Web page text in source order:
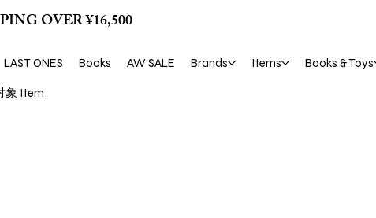
OVER ¥16,500
LAST ONES Books AW SALE Brands Items Books & Toys
象 Item